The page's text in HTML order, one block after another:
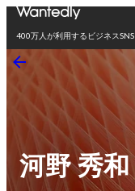
400万人が利用するビジネスSNS
河野 秀和